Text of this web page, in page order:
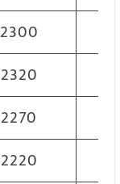
2300
2320
2270
2220